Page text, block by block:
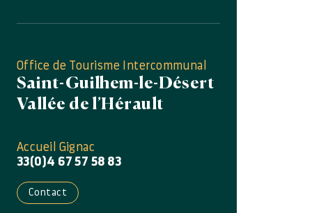
Office de Tourisme Intercommunal
Saint-Guilhem-le-Désert
Vallée de l’Hérault
Accueil Gignac
33(0)4 67 57 58 83
Contact